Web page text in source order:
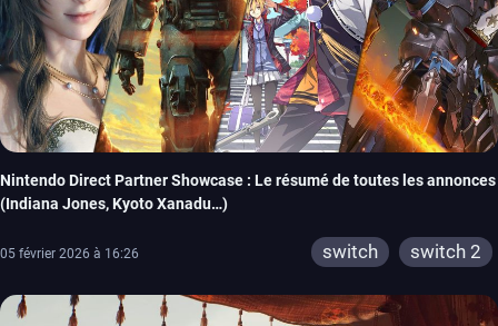
Nintendo Direct Partner Showcase : Le résumé de toutes les annonces
(Indiana Jones, Kyoto Xanadu…)
05 février 2026 à 16:26 switch switch 2